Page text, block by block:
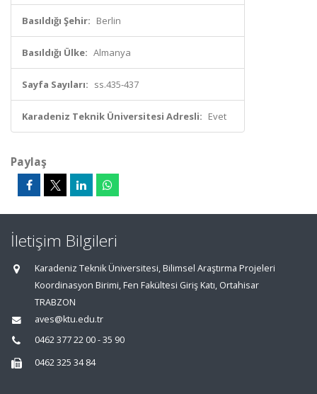
Basıldığı Şehir: Berlin
Basıldığı Ülke: Almanya
Sayfa Sayıları: ss.435-437
Karadeniz Teknik Üniversitesi Adresli: Evet
Paylaş
İletişim Bilgileri
Karadeniz Teknik Üniversitesi, Bilimsel Araştırma Projeleri
Koordinasyon Birimi, Fen Fakültesi Giriş Katı, Ortahisar
TRABZON
aves@ktu.edu.tr
0462 377 22 00 - 35 90
0462 325 34 84